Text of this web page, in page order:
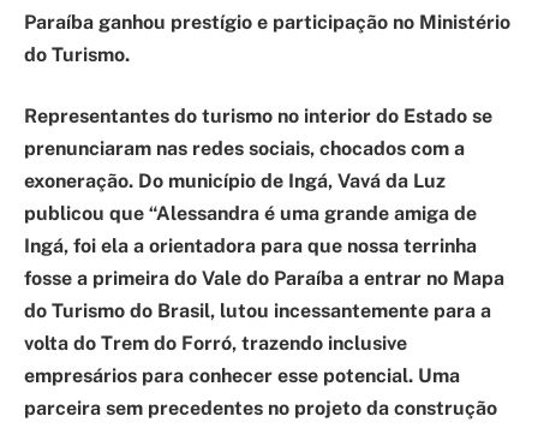
Paraíba ganhou prestígio e participação no Ministério
do Turismo.
Representantes do turismo no interior do Estado se
prenunciaram nas redes sociais, chocados com a
exoneração. Do município de Ingá, Vavá da Luz
publicou que “Alessandra é uma grande amiga de
Ingá, foi ela a orientadora para que nossa terrinha
fosse a primeira do Vale do Paraíba a entrar no Mapa
do Turismo do Brasil, lutou incessantemente para a
volta do Trem do Forró, trazendo inclusive
empresários para conhecer esse potencial. Uma
parceira sem precedentes no projeto da construção